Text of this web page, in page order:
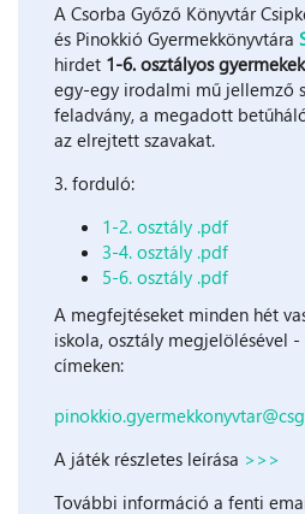
A Csorba Győző Könyvtár
és Pinokkió Gyermekkönyvtára
hirdet 1-6. osztályos
egy-egy irodalmi mű jellemző
feladvány, a megadott
az elrejtett szavakat.
3. forduló:
1-2. osztály .pdf
3-4. osztály .pdf
5-6. osztály .pdf
A megfejtéseket minden hét
iskola, osztály megjelölésével
címeken:
A játék részletes leírása >>>
További információ a fenti